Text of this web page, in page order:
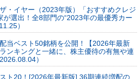
・イヤー（2023年版）「おすすめクレジ
が選出！全8部門の“2023年の最優秀カー
）
当ベスト50銘柄を公開！【2026年最新
ンキングと一緒に、株主優待の有無や連
）
ト20！[2026年最新版] 36期連続増配の